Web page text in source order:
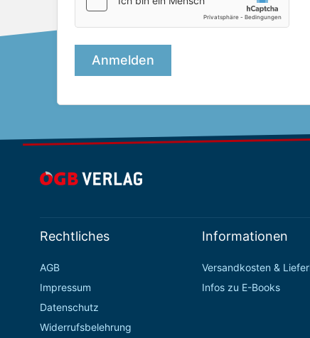
Rechtliches
AGB
Impressum
Datenschutz
Widerrufsbelehrung
Informationen
Versandkosten &
Infos zu E-Books